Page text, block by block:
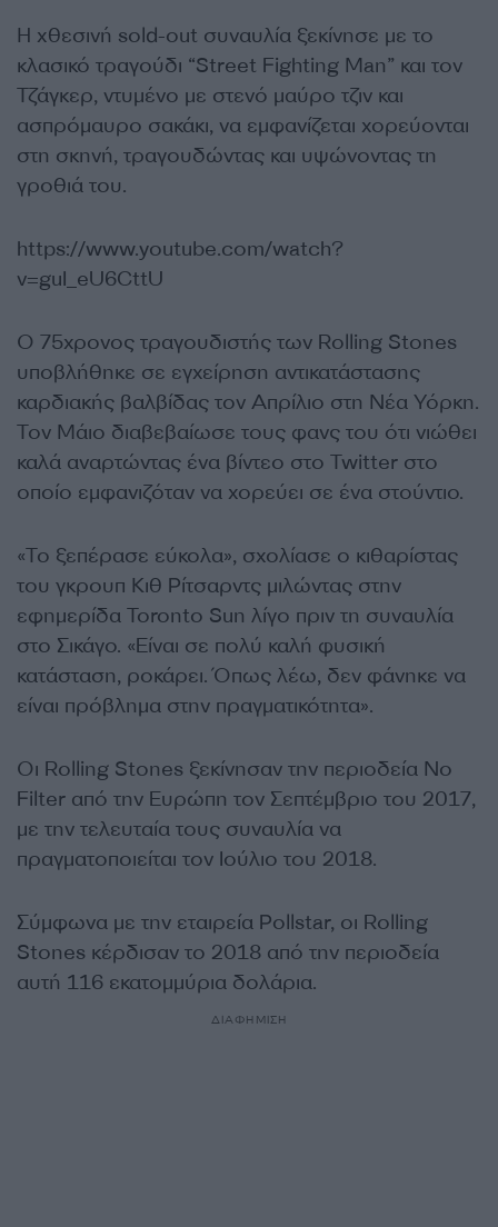
Η χθεσινή sold-out συναυλία ξεκίνησε με το
κλασικό τραγούδι “Street Fighting Μan” και τον
Τζάγκερ, ντυμένο με στενό μαύρο τζιν και
ασπρόμαυρο σακάκι, να εμφανίζεται χορεύονται
στη σκηνή, τραγουδώντας και υψώνοντας τη
γροθιά του.
https://www.youtube.com/watch?
v=guI_eU6CttU
Ο 75χρονος τραγουδιστής των Rolling Stones
υποβλήθηκε σε εγχείρηση αντικατάστασης
καρδιακής βαλβίδας τον Απρίλιο στη Νέα Υόρκη.
Τον Μάιο διαβεβαίωσε τους φανς του ότι νιώθει
καλά αναρτώντας ένα βίντεο στο Twitter στο
οποίο εμφανιζόταν να χορεύει σε ένα στούντιο.
«Το ξεπέρασε εύκολα», σχολίασε ο κιθαρίστας
του γκρουπ Κιθ Ρίτσαρντς μιλώντας στην
εφημερίδα Toronto Sun λίγο πριν τη συναυλία
στο Σικάγο. «Είναι σε πολύ καλή φυσική
κατάσταση, ροκάρει. Όπως λέω, δεν φάνηκε να
είναι πρόβλημα στην πραγματικότητα».
Οι Rolling Stones ξεκίνησαν την περιοδεία No
Filter από την Ευρώπη τον Σεπτέμβριο του 2017,
με την τελευταία τους συναυλία να
πραγματοποιείται τον Ιούλιο του 2018.
Σύμφωνα με την εταιρεία Pollstar, οι Rolling
Stones κέρδισαν το 2018 από την περιοδεία
αυτή 116 εκατομμύρια δολάρια.
ΔΙΑΦΗΜΙΣΗ